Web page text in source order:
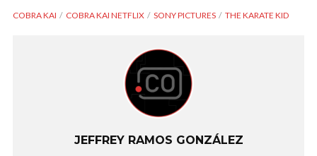
COBRA KAI COBRA KAI NETFLIX SONY PICTURES THE KARATE KID
JEFFREY RAMOS GONZÁLEZ